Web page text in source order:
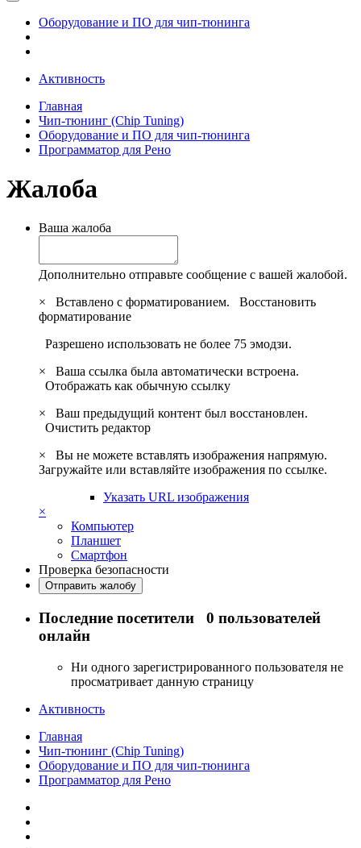
Оборудование и ПО для чип-тюнинга
Активность
Главная
Чип-тюнинг (Chip Tuning)
Оборудование и ПО для чип-тюнинга
Программатор для Рено
Жалоба
Ваша жалоба
Дополнительно отправьте сообщение с вашей жалобой.
×
Вставлено с форматированием. Восстановить
форматирование
Разрешено использовать не более 75 эмодзи.
×
Ваша ссылка была автоматически встроена.
Отображать как обычную ссылку
×
Ваш предыдущий контент был восстановлен.
Очистить редактор
×
Вы не можете вставлять изображения напрямую.
Загружайте или вставляйте изображения по ссылке.
Указать URL изображения
×
Компьютер
Планшет
Смартфон
Проверка безопасности
Отправить жалобу
Последние посетители 0 пользователей
онлайн
Ни одного зарегистрированного пользователя не
просматривает данную страницу
Активность
Главная
Чип-тюнинг (Chip Tuning)
Оборудование и ПО для чип-тюнинга
Программатор для Рено